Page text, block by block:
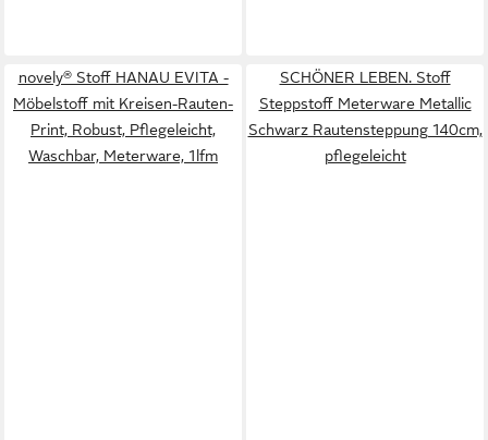
novely® Stoff HANAU EVITA -
Möbelstoff mit Kreisen-Rauten-
Print, Robust, Pflegeleicht,
Waschbar, Meterware, 1lfm
SCHÖNER LEBEN. Stoff
Steppstoff Meterware Metallic
Schwarz Rautensteppung 140cm,
pflegeleicht